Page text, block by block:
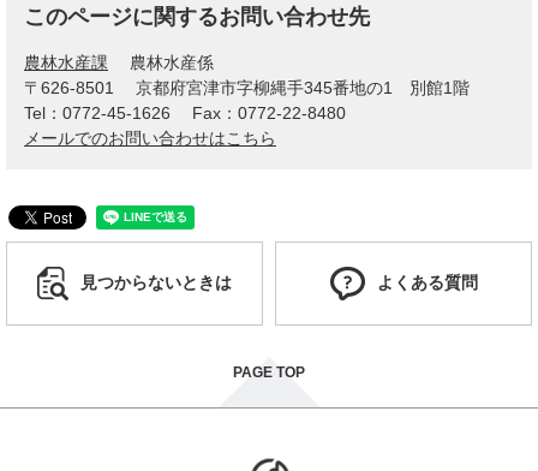
このページに関するお問い合わせ先
農林水産課
農林水産係
〒626-8501
京都府宮津市字柳縄手345番地の1 別館1階
Tel：0772-45-1626
Fax：0772-22-8480
メールでのお問い合わせはこちら
見つからないときは よくある質問
PAGE TOP